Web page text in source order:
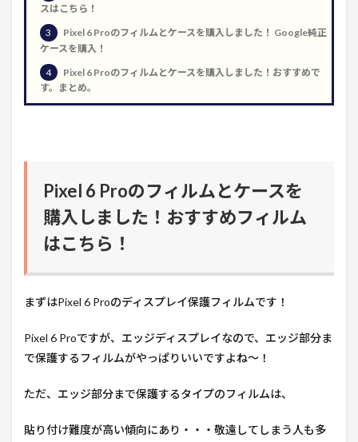
スはこちら！
3
Pixel 6 Proのフィルムとケースを購入しました！ Google純正
ケースを購入！
4
Pixel 6 Proのフィルムとケースを購入しました！おすすめで
す。まとめ。
Pixel 6 Proのフィルムとケースを
購入しました！おすすめフィルム
はこちら！
まずはPixel 6 Proのディスプレイ保護フィルムです！
Pixel 6 Proですが、エッジディスプレイなので、エッジ部分ま
で保護するフィルムがやっぱりいいですよね～！
ただ、エッジ部分まで保護するタイプのフィルムは、
貼り付け難度が高い傾向にあり・・・敬遠してしまう人も多